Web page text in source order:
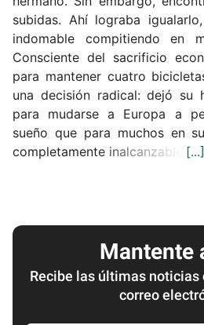
subidas. Ahí lograba
indomable compitiendo en
Consciente del sacrificio
para mantener cuatro
una decisión radical: dejó su
para mudarse a Europa a
sueño que para muchos en
completamente inalcanzable.
Mantente
Recibe las últimas
correo